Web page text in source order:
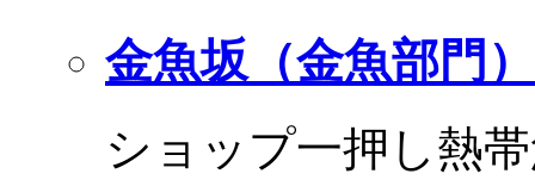
金魚坂（金魚部門）
ショップ一押し熱